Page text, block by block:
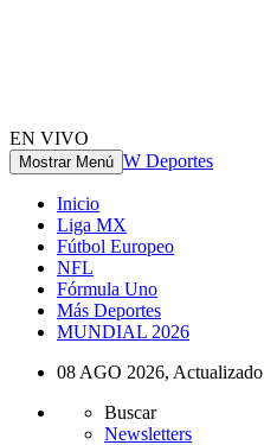
EN VIVO
Mostrar Menú W Deportes
Inicio
Liga MX
Fútbol Europeo
NFL
Fórmula Uno
Más Deportes
MUNDIAL 2026
08 AGO 2026, Actualizado
Buscar
Newsletters